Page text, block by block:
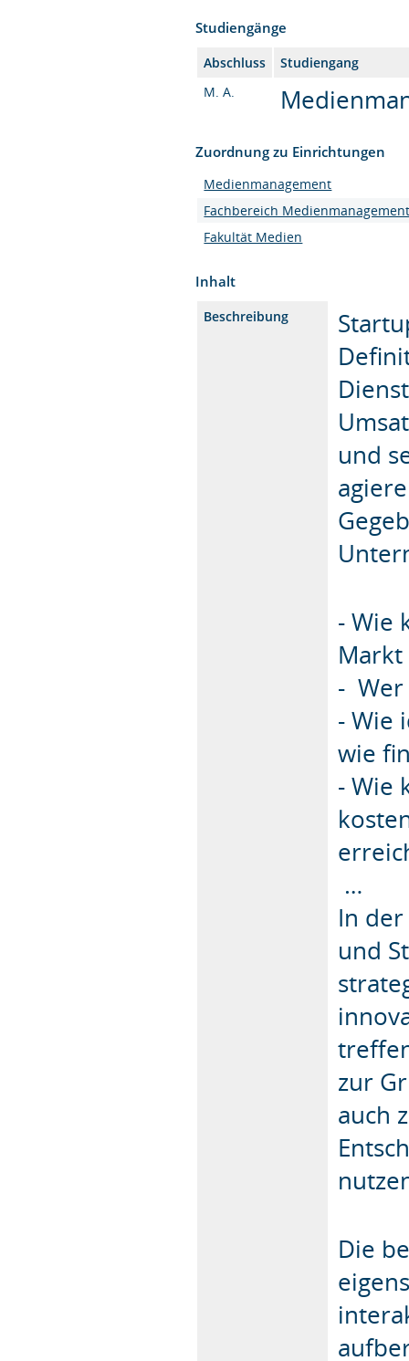
Studiengänge
Abschluss
Studiengang
M. A.
Zuordnung zu Einrichtungen
Medienmanagement
Fachbereich
Fakultät Medien
Inhalt
Beschreibung
und
- Wie
- Wer
- Wie
wie
- Wie
…
In
und
zur
auch
Die